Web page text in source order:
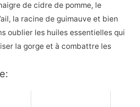
de cidre de pomme, le
la racine de guimauve et bien
oublier les huiles essentielles qui
la gorge et à combattre les